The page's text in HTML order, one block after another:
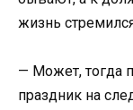
жизнь
— Может, тогда
праздник на